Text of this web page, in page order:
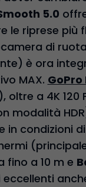
5.0
le riprese più
di
è ora
MAX. GoPro
a 4K 120
modalità
in condizioni
fino a 10 m e